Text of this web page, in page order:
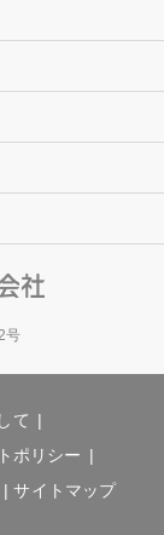
号
て
ポリシー
サイトマップ